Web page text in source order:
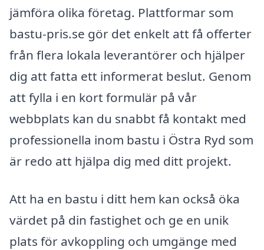
jämföra olika företag. Plattformar som
bastu-pris.se gör det enkelt att få offerter
från flera lokala leverantörer och hjälper
dig att fatta ett informerat beslut. Genom
att fylla i en kort formulär på vår
webbplats kan du snabbt få kontakt med
professionella inom bastu i Östra Ryd som
är redo att hjälpa dig med ditt projekt.
Att ha en bastu i ditt hem kan också öka
värdet på din fastighet och ge en unik
plats för avkoppling och umgänge med